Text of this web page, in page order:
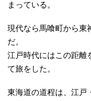
まっている。
現代なら馬喰町から東
だ。
江戸時代にはこの距離
て旅をした。
東海道の道程は、江戸